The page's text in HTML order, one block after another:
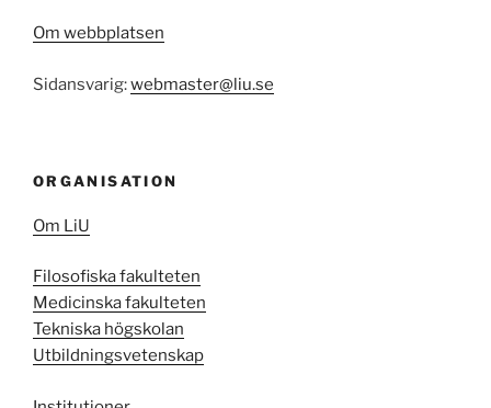
Om webbplatsen
Sidansvarig:webmaster@liu.se
ORGANISATION
Om LiU
Filosofiska fakulteten
Medicinska fakulteten
Tekniska högskolan
Utbildningsvetenskap